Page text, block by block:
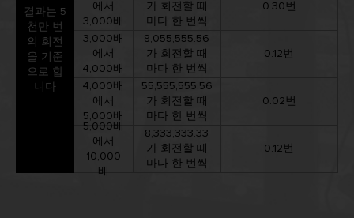
결과는 5
천만 번
의 회전
을 기준
으로 합
니다
에서
3,000배
3,000배
에서
4,000배
4,000배
에서
5,000배
5,000배
에서
10,000
배
가 회전할 때
마다 한 번씩
8,055,555.56
가 회전할 때
마다 한 번씩
55,555,555.56
가 회전할 때
마다 한 번씩
8,333,333.33
가 회전할 때
마다 한 번씩
0.30번
0.12번
0.02번
0.12번